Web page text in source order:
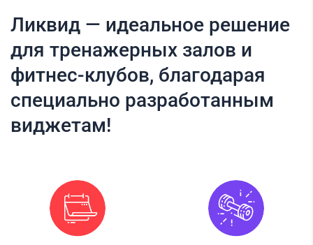
Ликвид — идеальное решение
для тренажерных залов и
фитнес-клубов, благодарая
специально разработанным
виджетам!